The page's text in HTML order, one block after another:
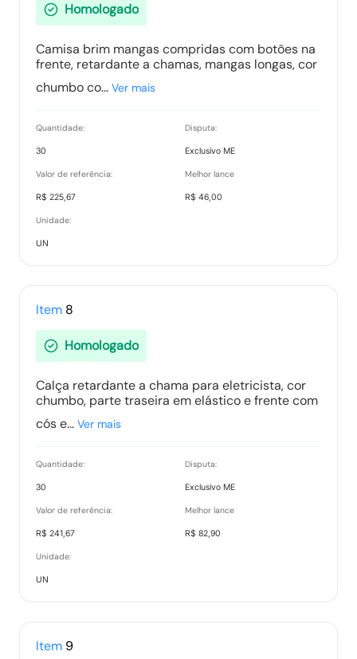
Homologado
Camisa brim mangas compridas com botões na
frente, retardante a chamas, mangas longas, cor
chumbo co... Ver mais
Quantidade:
30
Disputa:
Exclusivo ME
Valor de referência:
R$ 225,67
Melhor lance
R$ 46,00
Unidade:
UN
Item 8
Homologado
Calça retardante a chama para eletricista, cor
chumbo, parte traseira em elástico e frente com
cós e... Ver mais
Quantidade:
30
Disputa:
Exclusivo ME
Valor de referência:
R$ 241,67
Melhor lance
R$ 82,90
Unidade:
UN
Item 9